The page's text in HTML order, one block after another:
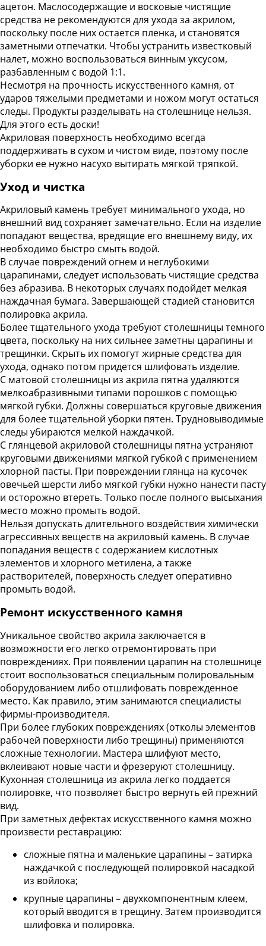
ацетон. Маслосодержащие и восковые чистящие
средства не рекомендуются для ухода за акрилом,
поскольку после них остается пленка, и становятся
заметными отпечатки. Чтобы устранить известковый
налет, можно воспользоваться винным уксусом,
разбавленным с водой 1:1.
Несмотря на прочность искусственного камня, от
ударов тяжелыми предметами и ножом могут остаться
следы. Продукты разделывать на столешнице нельзя.
Для этого есть доски!
Акриловая поверхность необходимо всегда
поддерживать в сухом и чистом виде, поэтому после
уборки ее нужно насухо вытирать мягкой тряпкой.
Уход и чистка
Акриловый камень требует минимального ухода, но
внешний вид сохраняет замечательно. Если на изделие
попадают вещества, вредящие его внешнему виду, их
необходимо быстро смыть водой.
В случае повреждений огнем и неглубокими
царапинами, следует использовать чистящие средства
без абразива. В некоторых случаях подойдет мелкая
наждачная бумага. Завершающей стадией становится
полировка акрила.
Более тщательного ухода требуют столешницы темного
цвета, поскольку на них сильнее заметны царапины и
трещинки. Скрыть их помогут жирные средства для
ухода, однако потом придется шлифовать изделие.
С матовой столешницы из акрила пятна удаляются
мелкоабразивными типами порошков с помощью
мягкой губки. Должны совершаться круговые движения
для более тщательной уборки пятен. Трудновыводимые
следы убираются мелкой наждачкой.
С глянцевой акриловой столешницы пятна устраняют
круговыми движениями мягкой губкой с применением
хлорной пасты. При повреждении глянца на кусочек
овечьей шерсти либо мягкой губки нужно нанести пасту
и осторожно втереть. Только после полного высыхания
место можно промыть водой.
Нельзя допускать длительного воздействия химически
агрессивных веществ на акриловый камень. В случае
попадания веществ с содержанием кислотных
элементов и хлорного метилена, а также
растворителей, поверхность следует оперативно
промыть водой.
Ремонт искусственного камня
Уникальное свойство акрила заключается в
возможности его легко отремонтировать при
повреждениях. При появлении царапин на столешнице
стоит воспользоваться специальным полировальным
оборудованием либо отшлифовать поврежденное
место. Как правило, этим занимаются специалисты
фирмы-производителя.
При более глубоких повреждениях (отколы элементов
рабочей поверхности либо трещины) применяются
сложные технологии. Мастера шлифуют место,
вклеивают новые части и фрезеруют столешницу.
Кухонная столешница из акрила легко поддается
полировке, что позволяет быстро вернуть ей прежний
вид.
При заметных дефектах искусственного камня можно
произвести реставрацию:
сложные пятна и маленькие царапины – затирка
наждачкой с последующей полировкой насадкой
из войлока;
крупные царапины – двухкомпонентным клеем,
который вводится в трещину. Затем производится
шлифовка и полировка.